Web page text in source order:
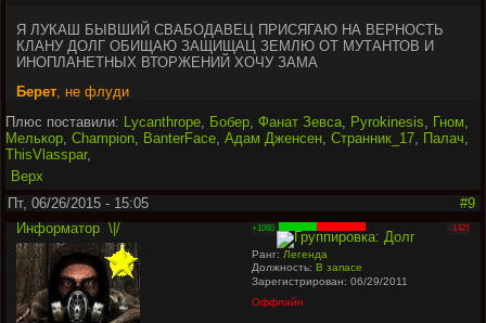
Я ЛУКАШ БЫВШИЙ СВАБОДАВЕЦ ПРИСЯГАЮ НА ВЕРНОСТЬ
КЛАНУ ДОЛГ ОБИЩАЮ ЗАЩИЩАЦ ЗЕМЛЮ ОТ МУТАНТОВ И
ИНОПЛАНЕТНЫХ ВТОРЖЕНИЙ ХОЧУ ЗАМА
Берет, не флуди
Плюс поставили: Lycanthrope, Бобер, Фанат Зевса, Pyrokinesis, Гном,
Мелькор, Champion, BanterFace, Адам Дженсен, Странник_17, Палач,
ThisVlasspar,
Верх
Пт, 06/26/2015 - 15:05
#9
Информатор \|/ +1060 -1421
Ранг:Легенда
Должность:В запасе
Зарегистрирован: 06/29/2011
Оффлайн